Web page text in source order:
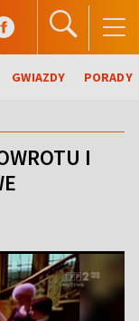
GWIAZDY PORADY
I